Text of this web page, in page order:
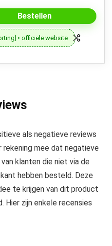
Bestellen
• officiële website
als negatieve reviews
rekening mee dat negatieve
klanten die niet via de
hebben besteld. Deze
te krijgen van dit product
zijn enkele recensies